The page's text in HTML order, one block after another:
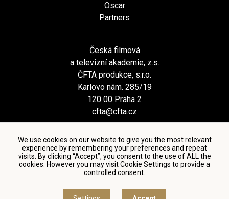
We use cookies on our website to give you the most relevant
experience by remembering your preferences and repeat
visits. By clicking “Accept”, you consent to the use of ALL the
cookies. However you may visit Cookie Settings to provide a
controlled consent.
Oscar
Partners
Česká filmová
a televizní akademie, z.s.
ČFTA produkce, s.r.o.
Karlovo nám. 285/19
120 00 Praha 2
cfta@cfta.cz
Terms and conditions of using personal data and privacy
policy|Cookie settings